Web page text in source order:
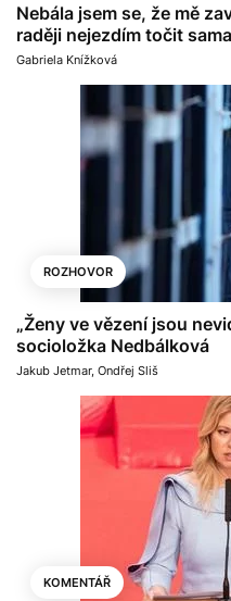
Nebála jsem se, že mě
raději nejezdím točit
Gabriela Knížková
ROZHOVOR
„Ženy ve vězení jsou
socioložka Nedbálková
Jakub Jetmar, Ondřej Sliš
KOMENTÁŘ